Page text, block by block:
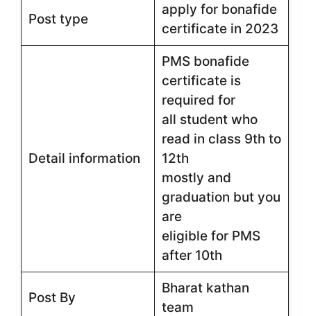
Post type
apply for bonafide
certificate in 2023
Detail information
PMS bonafide
certificate is
required for
all student who
read in class 9th to
12th
mostly and
graduation but you
are
eligible for PMS
after 10th
Post By
Bharat kathan
team